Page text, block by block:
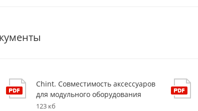
Chint. Совместимость аксессуаров
для модульного оборудования
123 кб